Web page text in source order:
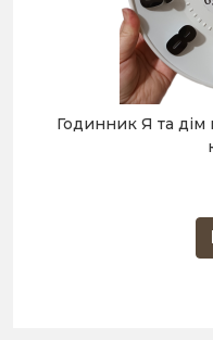
Годинник Я та дім